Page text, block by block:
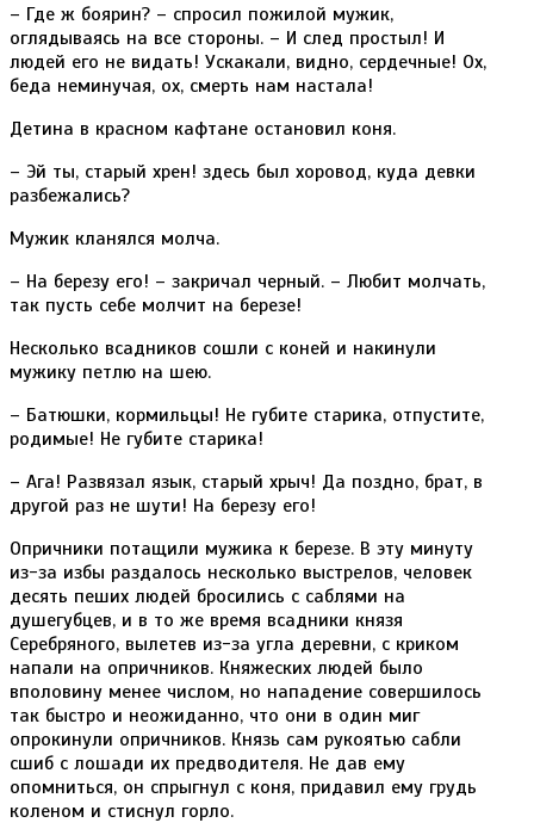
– Где ж боярин? – спросил пожилой мужик,
оглядываясь на все стороны. – И след простыл! И
людей его не видать! Ускакали, видно, сердечные! Ох,
беда неминучая, ох, смерть нам настала!
Детина в красном кафтане остановил коня.
– Эй ты, старый хрен! здесь был хоровод, куда девки
разбежались?
Мужик кланялся молча.
– На березу его! – закричал черный. – Любит молчать,
так пусть себе молчит на березе!
Несколько всадников сошли с коней и накинули
мужику петлю на шею.
– Батюшки, кормильцы! Не губите старика, отпустите,
родимые! Не губите старика!
– Ага! Развязал язык, старый хрыч! Да поздно, брат, в
другой раз не шути! На березу его!
Опричники потащили мужика к березе. В эту минуту
из-за избы раздалось несколько выстрелов, человек
десять пеших людей бросились с саблями на
душегубцев, и в то же время всадники князя
Серебряного, вылетев из-за угла деревни, с криком
напали на опричников. Княжеских людей было
вполовину менее числом, но нападение совершилось
так быстро и неожиданно, что они в один миг
опрокинули опричников. Князь сам рукоятью сабли
сшиб с лошади их предводителя. Не дав ему
опомниться, он спрыгнул с коня, придавил ему грудь
коленом и стиснул горло.